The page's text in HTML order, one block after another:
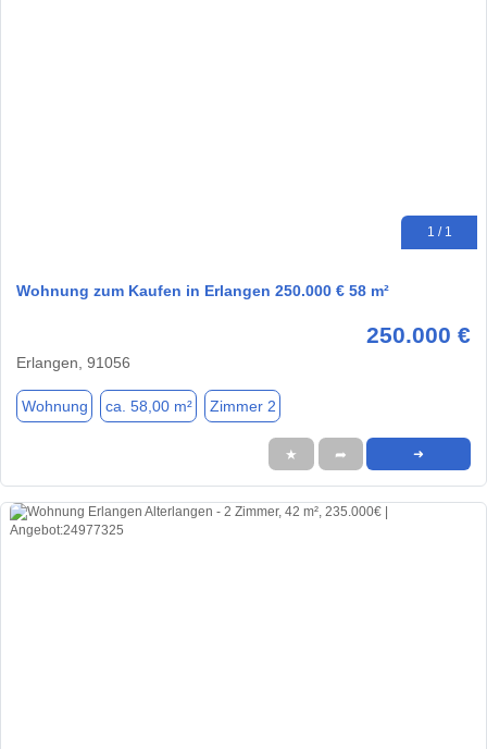
1 / 1
Wohnung zum Kaufen in Erlangen 250.000 € 58 m²
250.000 €
Erlangen, 91056
Wohnung ca. 58,00 m² Zimmer 2
★ ➦ ➜